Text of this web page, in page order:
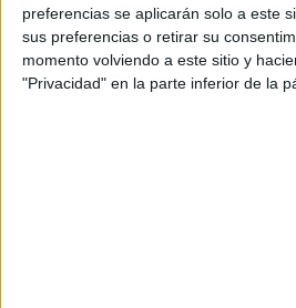
preferencias se aplicarán solo a este
sus preferencias o retirar su
momento volviendo a este sitio y
"Privacidad" en la parte inferior de la
La policia també va
elèctric era desorbitat. Un
l'autorització judicial,